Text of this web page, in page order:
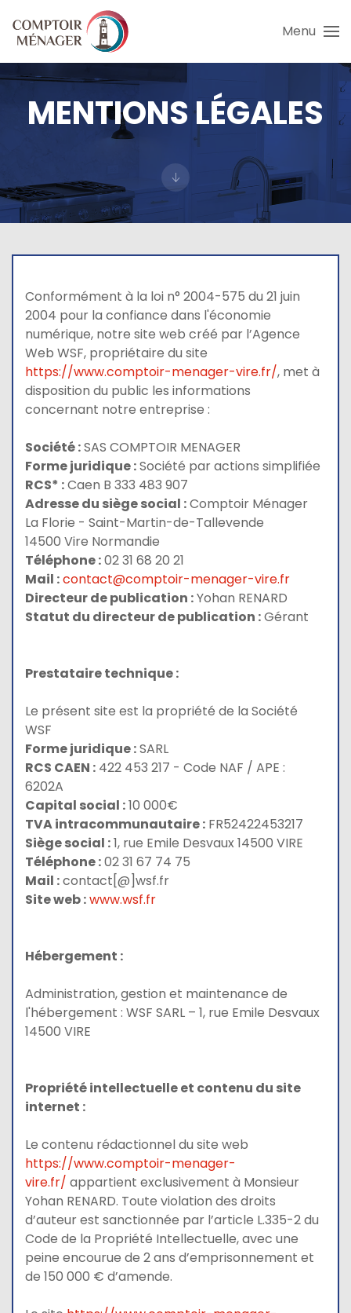
Skip to main content
Menu
MENTIONS LÉGALES
Conformément à la loi n° 2004-575 du 21 juin
2004 pour la confiance dans l'économie
numérique, notre site web créé par l’Agence
Web WSF, propriétaire du site
https://www.comptoir-menager-vire.fr/, met à
disposition du public les informations
concernant notre entreprise :
Société :SAS COMPTOIR MENAGER
Forme juridique :Société par actions simplifiée
RCS* :Caen B 333 483 907
Adresse du siège social :Comptoir Ménager
La Florie - Saint-Martin-de-Tallevende
14500 Vire Normandie
Téléphone :02 31 68 20 21
Mail :contact@comptoir-menager-vire.fr
Directeur de publication :Yohan RENARD
Statut du directeur de publication :Gérant
Prestataire technique :
Le présent site est la propriété de la Société
WSF
Forme juridique :SARL
RCS CAEN : 422 453 217 - Code NAF / APE :
6202A
Capital social :10 000€
TVA intracommunautaire : FR52422453217
Siège social :1, rue Emile Desvaux 14500 VIRE
Téléphone :02 31 67 74 75
Mail :contact[@]wsf.fr
Site web :www.wsf.fr
Hébergement :
Administration, gestion et maintenance de
l'hébergement : WSF SARL – 1, rue Emile Desvaux
14500 VIRE
Propriété intellectuelle et contenu du site
internet :
Le contenu rédactionnel du site web
https://www.comptoir-menager-
vire.fr/ appartient exclusivement à Monsieur
Yohan RENARD. Toute violation des droits
d’auteur est sanctionnée par l’article L.335-2 du
Code de la Propriété Intellectuelle, avec une
peine encourue de 2 ans d’emprisonnement et
de 150 000 € d’amende.